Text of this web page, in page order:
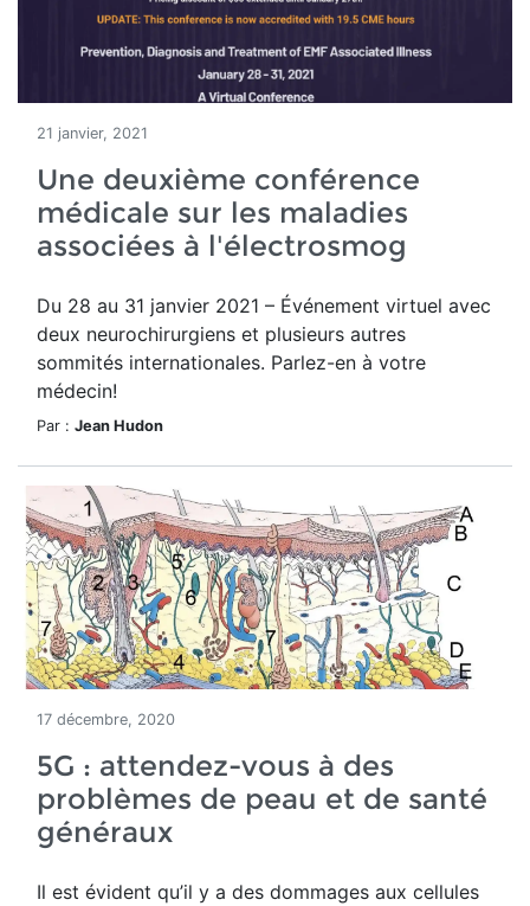
21 janvier, 2021
Une deuxième conférence
médicale sur les maladies
associées à l'électrosmog
Du 28 au 31 janvier 2021 – Événement virtuel avec
deux neurochirurgiens et plusieurs autres
sommités internationales. Parlez-en à votre
médecin!
Par : Jean Hudon
17 décembre, 2020
5G : attendez-vous à des
problèmes de peau et de santé
généraux
Il est évident qu’il y a des dommages aux cellules